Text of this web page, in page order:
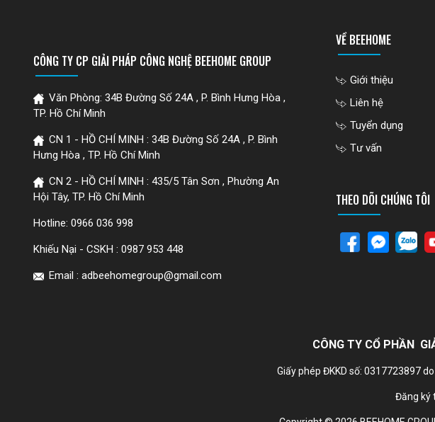
CÔNG TY CP GIẢI PHÁP CÔNG NGHỆ BEEHOME GROUP
Văn Phòng: 34B Đường Số 24A , P. Bình Hưng Hòa ,
TP. Hồ Chí Minh
CN 1 - HỒ CHÍ MINH : 34B Đường Số 24A , P. Bình
Hưng Hòa , TP. Hồ Chí Minh
CN 2 - HỒ CHÍ MINH : 435/5 Tân Sơn , Phường An
Hội Tây, TP. Hồ Chí Minh
Hotline: 0966 036 998
Khiếu Nại - CSKH : 0987 953 448
Email : adbeehomegroup@gmail.com
VỀ BEEHOME
Giới thiệu
Liên hệ
Tuyển dụng
Tư vấn
THEO DÕI CHÚNG TÔI
CÔNG TY CỔ PHẦN
Giấy phép ĐKKD số: 0317723897
Đăng ký